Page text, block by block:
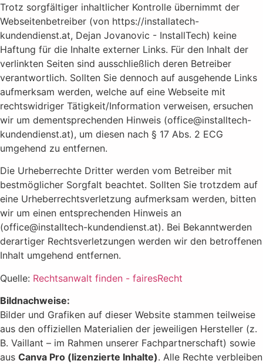
Trotz sorgfältiger inhaltlicher Kontrolle übernimmt der
Webseitenbetreiber (von https://installatech-
kundendienst.at, Dejan Jovanovic - InstallTech) keine
Haftung für die Inhalte externer Links. Für den Inhalt der
verlinkten Seiten sind ausschließlich deren Betreiber
verantwortlich. Sollten Sie dennoch auf ausgehende Links
aufmerksam werden, welche auf eine Webseite mit
rechtswidriger Tätigkeit/Information verweisen, ersuchen
wir um dementsprechenden Hinweis (office@installtech-
kundendienst.at), um diesen nach § 17 Abs. 2 ECG
umgehend zu entfernen.
Die Urheberrechte Dritter werden vom Betreiber mit
bestmöglicher Sorgfalt beachtet. Sollten Sie trotzdem auf
eine Urheberrechtsverletzung aufmerksam werden, bitten
wir um einen entsprechenden Hinweis an
(office@installtech-kundendienst.at). Bei Bekanntwerden
derartiger Rechtsverletzungen werden wir den betroffenen
Inhalt umgehend entfernen.
Quelle: Rechtsanwalt finden - fairesRecht
Bildnachweise:
Bilder und Grafiken auf dieser Website stammen teilweise
aus den offiziellen Materialien der jeweiligen Hersteller (z.
B. Vaillant – im Rahmen unserer Fachpartnerschaft) sowie
aus Canva Pro (lizenzierte Inhalte). Alle Rechte verbleiben